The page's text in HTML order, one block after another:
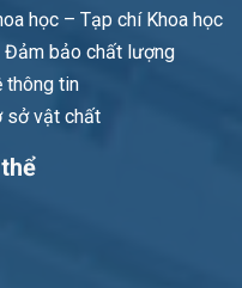
học – Tạp chí Khoa học
Đảm bảo chất lượng
thông tin
sở vật chất